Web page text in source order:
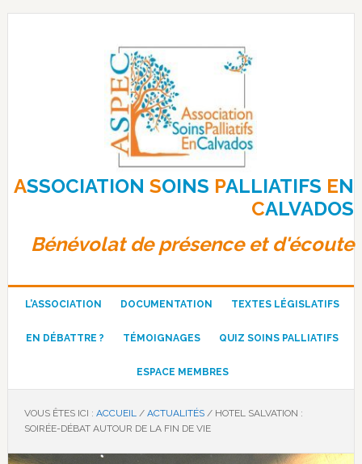
Passer
Passer
Passer
ASSOCIATIONSOINS PALLIATIFS EN
CALVADOS
Bénévolat de présence et d'écoute
L’ASSOCIATION DOCUMENTATION TEXTES LÉGISLATIFS
EN DÉBATTRE ? TÉMOIGNAGES QUIZ SOINS PALLIATIFS
ESPACE MEMBRES
VOUS ÊTES ICI : ACCUEIL / ACTUALITÉS /HOTEL SALVATION :
SOIRÉE-DÉBAT AUTOUR DE LA FIN DE VIE